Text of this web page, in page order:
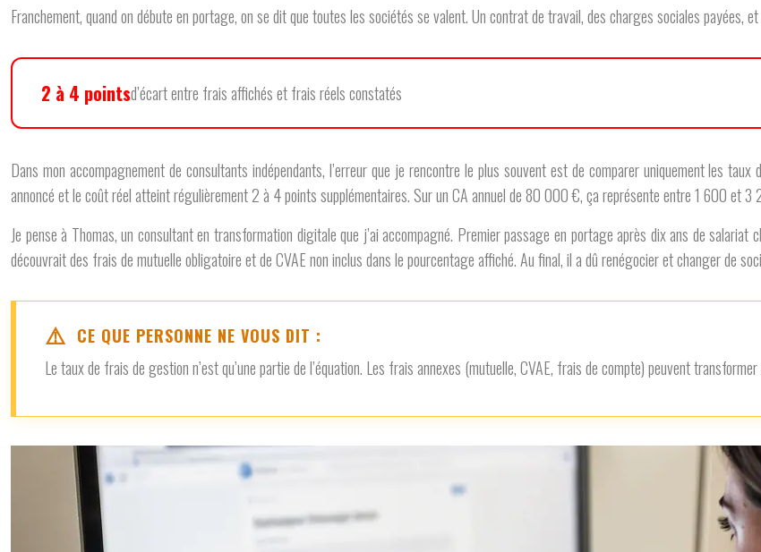
Franchement, quand on débute en portage, on se dit que toutes les sociétés se valent. Un contrat de travail, des charges sociales payées,
2 à 4 pointsd’écart entre frais affichés et frais réels constatés
Dans mon accompagnement de consultants indépendants, l’erreur que je rencontre le plus souvent est de comparer uniquement les
annoncé et le coût réel atteint régulièrement 2 à 4 points supplémentaires. Sur un CA annuel de 80 000 €, ça représente entre 1 600 et 3
Je pense à Thomas, un consultant en transformation digitale que j’ai accompagné. Premier passage en portage après dix ans de
découvrait des frais de mutuelle obligatoire et de CVAE non inclus dans le pourcentage affiché. Au final, il a dû renégocier et changer de
CE QUE PERSONNE NE VOUS DIT :
Le taux de frais de gestion n’est qu’une partie de l’équation. Les frais annexes (mutuelle, CVAE, frais de compte) peuvent